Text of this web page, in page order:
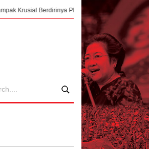
PPKI Terhadap Kemerdekaan Indonesia